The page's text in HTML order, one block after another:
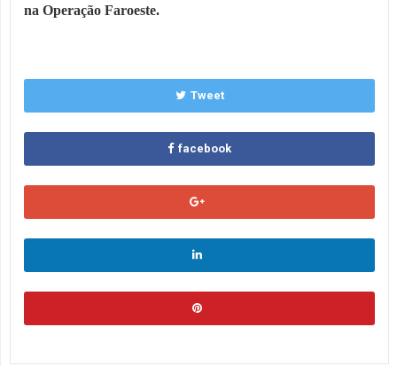
na Operação Faroeste.
Tweet
facebook